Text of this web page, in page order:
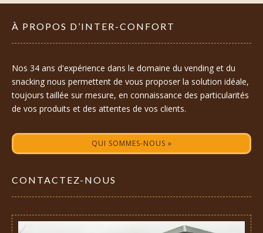
À PROPOS D’INTER-CONFORT
Nos 34 ans d'expérience dans le domaine du vending et du
snacking nous permettent de vous proposer la solution idéale,
toujours taillée sur mesure, en connaissance des particularités
de vos produits et des attentes de vos clients.
QUI SOMMES-NOUS »
CONTACTEZ-NOUS